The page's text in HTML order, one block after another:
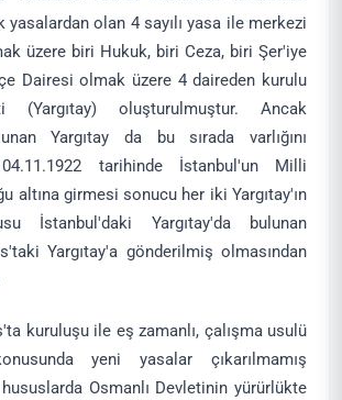
olan 4 sayılı yasa ile merkezi
üzere biri Hukuk, biri Ceza, biri Şer'iye
Dairesi olmak üzere 4 daireden kurulu
(Yargıtay) oluşturulmuştur. Ancak
Yargıtay da bu sırada varlığını
tarihinde İstanbul'un Milli
altına girmesi sonucu her iki Yargıtay'ın
İstanbul'daki Yargıtay'da bulunan
Yargıtay'a gönderilmiş olmasından
kuruluşu ile eş zamanlı, çalışma usulü
yeni yasalar çıkarılmamış
Osmanlı Devletinin yürürlükte